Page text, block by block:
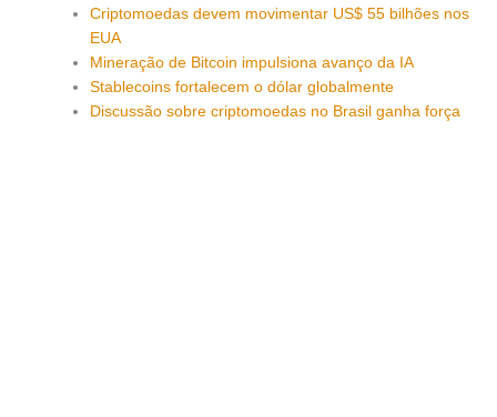
Criptomoedas devem movimentar US$ 55 bilhões nos
EUA
Mineração de Bitcoin impulsiona avanço da IA
Stablecoins fortalecem o dólar globalmente
Discussão sobre criptomoedas no Brasil ganha força